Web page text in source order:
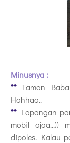
Minusnya :
** Taman
Hahhaa..
** Lapangan
mobil ajaa...))
dipoles. Kalau